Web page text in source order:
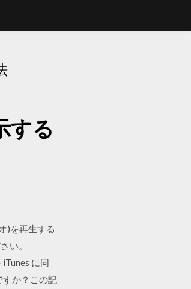
する
)を再生する
い。
に同
すか？この記